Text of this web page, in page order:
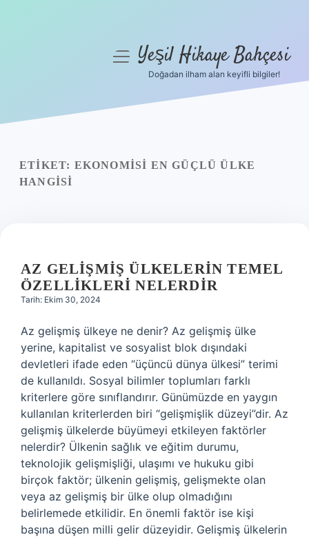
Yasal Uyarı
menüyüYeşil Hikaye Bahçesi
Doğadan ilham alan keyifli bilgiler!
ETIKET: EKONOMISI EN GÜÇLÜ ÜLKE
HANGISI
AZ GELIŞMIŞ ÜLKELERIN TEMEL
ÖZELLIKLERI NELERDIR
Tarih: Ekim 30, 2024
Az gelişmiş ülkeye ne denir? Az gelişmiş ülke
yerine, kapitalist ve sosyalist blok dışındaki
devletleri ifade eden “üçüncü dünya ülkesi” terimi
de kullanıldı. Sosyal bilimler toplumları farklı
kriterlere göre sınıflandırır. Günümüzde en yaygın
kullanılan kriterlerden biri “gelişmişlik düzeyi”dir. Az
gelişmiş ülkelerde büyümeyi etkileyen faktörler
nelerdir? Ülkenin sağlık ve eğitim durumu,
teknolojik gelişmişliği, ulaşımı ve hukuku gibi
birçok faktör; ülkenin gelişmiş, gelişmekte olan
veya az gelişmiş bir ülke olup olmadığını
belirlemede etkilidir. En önemli faktör ise kişi
başına düşen milli gelir düzeyidir. Gelişmiş ülkelerin